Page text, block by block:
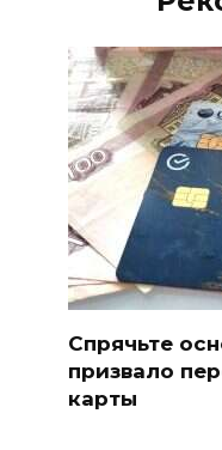
Спрячьте
призвало
карты